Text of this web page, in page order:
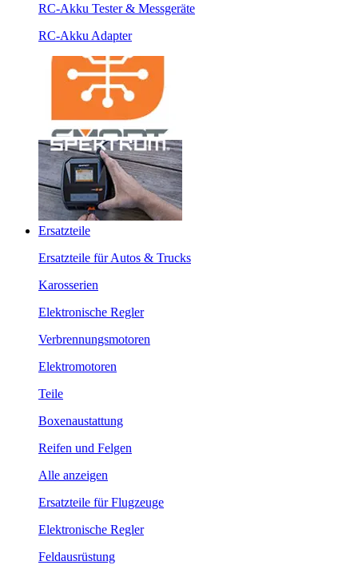
RC-Akku Tester & Messgeräte
RC-Akku Adapter
Ersatzteile
Ersatzteile für Autos & Trucks
Karosserien
Elektronische Regler
Verbrennungsmotoren
Elektromotoren
Teile
Boxenaustattung
Reifen und Felgen
Alle anzeigen
Ersatzteile für Flugzeuge
Elektronische Regler
Feldausrüstung